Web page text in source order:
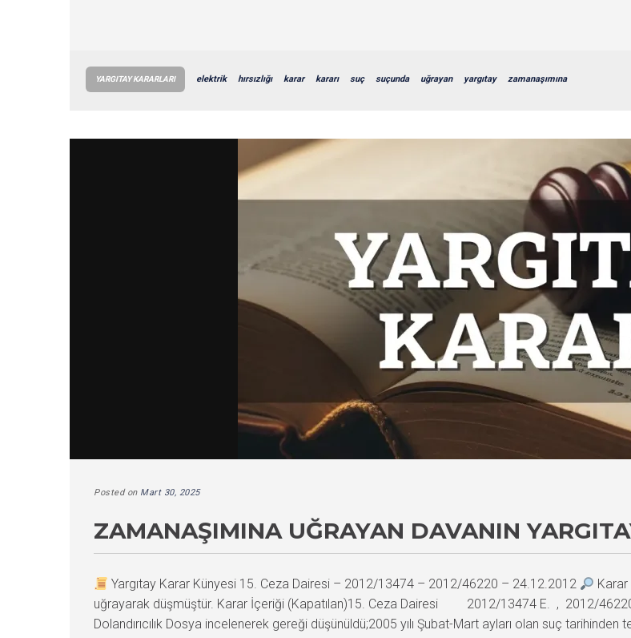
YARGITAY KARARLARI elektrik hırsızlığı karar kararı suç suçunda uğrayan yargıtay zamanaşımına
Posted on Mart 30, 2025
ZAMANAŞIMINA UĞRAYAN DAVANIN
Yargıtay Karar Künyesi 15. Ceza Dairesi – 2012/13474 – 2012/46220 – 24.12.2012
Karar
uğrayarak düşmüştür. Karar İçeriği (Kapatılan)15. Ceza Dairesi 2012/13474 E. , 2012/46220
Dolandırıcılık Dosya incelenerek gereği düşünüldü;2005 yılı Şubat-Mart ayları olan suç